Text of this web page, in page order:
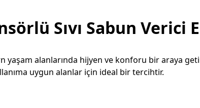
Sıvı Sabun
yaşam alanlarında hijyen ve konforu bir araya
uygun alanlar için ideal bir tercihtir.